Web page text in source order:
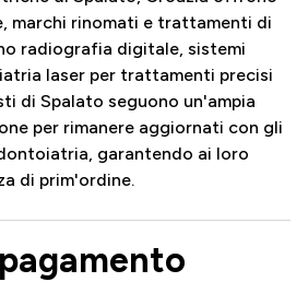
marchi rinomati e trattamenti di
radiografia digitale, sistemi
laser per trattamenti precisi
di Spalato seguono un'ampia
per rimanere aggiornati con gli
garantendo ai loro
di prim'ordine.